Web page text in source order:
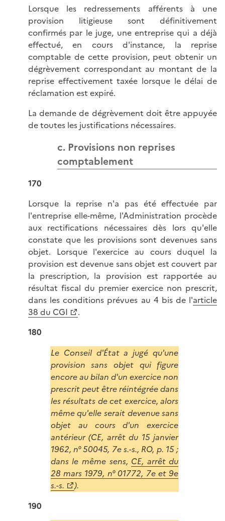
Lorsque les redressements afférents à une
provision litigieuse sont définitivement
confirmés par le juge, une entreprise qui a déjà
effectué, en cours d'instance, la reprise
comptable de cette provision, peut obtenir un
dégrèvement correspondant au montant de la
reprise effectivement taxée lorsque le délai de
réclamation est expiré.
La demande de dégrèvement doit être appuyée
de toutes les justifications nécessaires.
c. Provisions non reprises
comptablement
170
Lorsque la reprise n'a pas été effectuée par
l'entreprise elle-même, l'Administration procède
aux rectifications nécessaires dès lors qu'elle
constate que les provisions sont devenues sans
objet. Lorsque l'exercice au cours duquel la
provision est devenue sans objet est couvert par
la prescription, la provision est rapportée au
résultat fiscal du premier exercice non prescrit,
dans les conditions prévues au 4 bis de l'article
38 du CGI
.
180
Le Conseil d'État a jugé qu'une
provision sans objet qui figure
encore au bilan d'un exercice non
prescrit peut être réintégrée dans
les résultats de cet exercice, alors
même qu'elle serait devenue sans
objet au cours d'un exercice
antérieur (CE, arrêt du 15 janvier
1962, n° 50045, 7e s.-s., RO, p. 15 ;
dans le même sens, CE, arrêt du
28 mars 1979, n° 01772, 7e et 9e
s.-s.
).
190